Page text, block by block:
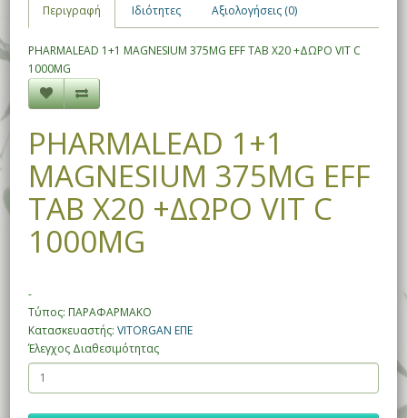
Περιγραφή Ιδιότητες Αξιολογήσεις (0)
PHARMALEAD 1+1 MAGNESIUM 375MG EFF TAB X20 +ΔΩΡΟ VIT C
1000MG
PHARMALEAD 1+1
MAGNESIUM 375MG EFF
TAB X20 +ΔΩΡΟ VIT C
1000MG
-
Τύπος: ΠΑΡΑΦΑΡΜΑΚΟ
Κατασκευαστής:VITORGAN ΕΠΕ
Έλεγχος Διαθεσιμότητας